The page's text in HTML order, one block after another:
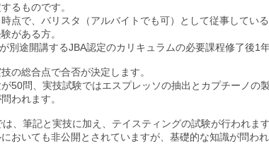
るものです。
点で、バリスタ（アルバイトでも可）として従事してい
がある方。
別途開講するJBA認定のカリキュラムの必要課程修了後1
の総合点で合否が決定します。
50問、実技試験ではエスプレッソの抽出とカプチーノの
われます。
、筆記と実技に加え、テイスティングの試験が行われます
おいても非公開とされていますが、基礎的な知識が問わ